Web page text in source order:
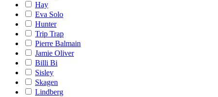
Hay
Eva Solo
Hunter
Trip Trap
Pierre Balmain
Jamie Oliver
Billi Bi
Sisley
Skagen
Lindberg